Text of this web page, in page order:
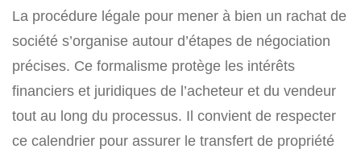
La procédure légale pour mener à bien un rachat de
société s’organise autour d’étapes de négociation
précises. Ce formalisme protège les intérêts
financiers et juridiques de l’acheteur et du vendeur
tout au long du processus. Il convient de respecter
ce calendrier pour assurer le transfert de propriété